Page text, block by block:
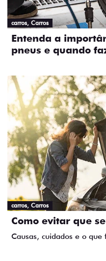
carros, Carros
Entenda a
pneus e quando
carros, Carros
Como evitar que
Causas, cuidados e o que